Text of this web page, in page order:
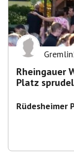
Rheingauer
Platz
Rüdesheimer